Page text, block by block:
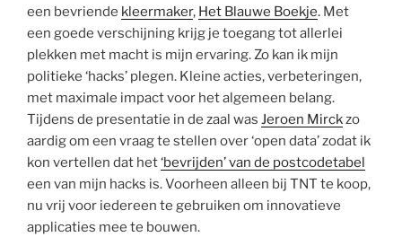
een bevriende kleermaker, Het Blauwe Boekje. Met
een goede verschijning krijg je toegang tot allerlei
plekken met macht is mijn ervaring. Zo kan ik mijn
politieke ‘hacks’ plegen. Kleine acties, verbeteringen,
met maximale impact voor het algemeen belang.
Tijdens de presentatie in de zaal was Jeroen Mirckzo
aardig om een vraag te stellen over ‘open data’ zodat ik
kon vertellen dat het‘bevrijden’ van de postcodetabel
een van mijn hacks is. Voorheen alleen bij TNT te koop,
nu vrij voor iedereen te gebruiken om innovatieve
applicaties mee te bouwen.